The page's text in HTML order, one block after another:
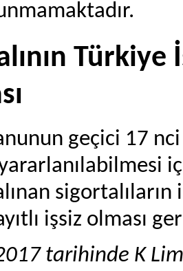
Türkiye
geçici 17
işsiz olması
tarihinde K